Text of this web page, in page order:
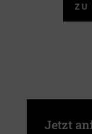
ZU
Jetzt